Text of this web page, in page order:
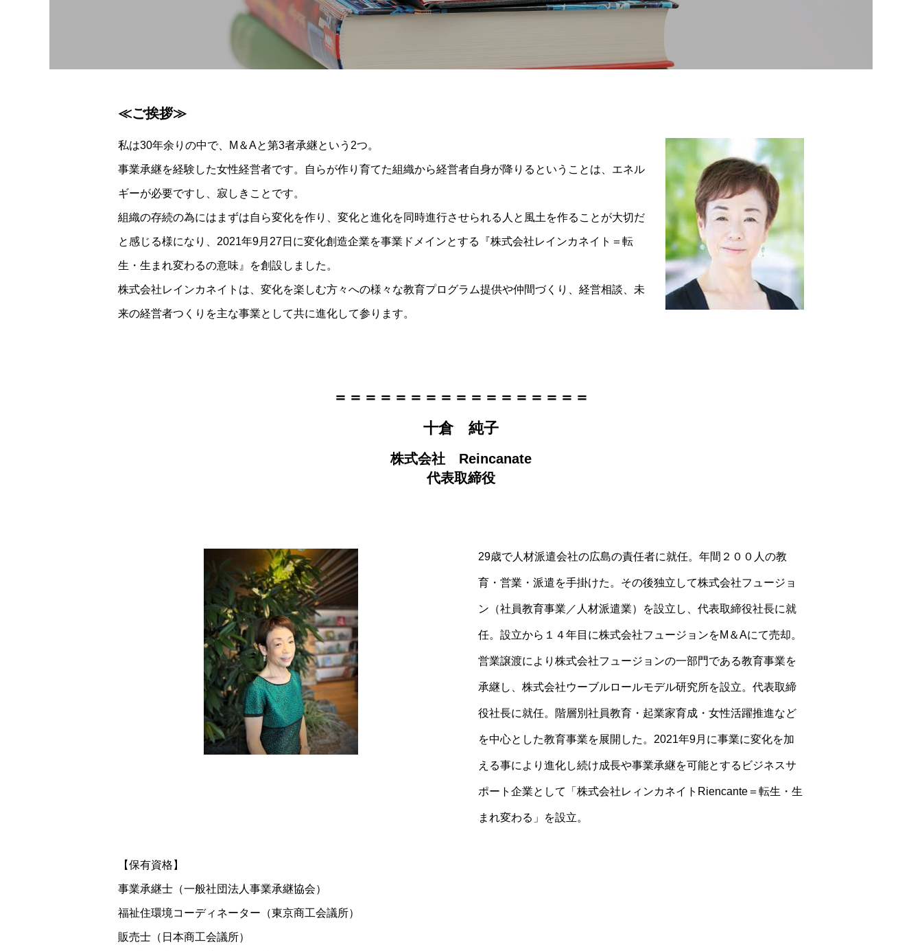
≪ご挨拶≫
私は30年余りの中で、M＆Aと第3者承継という2つ。
事業承継を経験した女性経営者です。自らが作り育てた組織から経営者自身が降りるということは、エネル
ギーが必要ですし、寂しきことです。
組織の存続の為にはまずは自ら変化を作り、変化と進化を同時進行させられる人と風土を作ることが大切だ
と感じる様になり、2021年9月27日に変化創造企業を事業ドメインとする『株式会社レインカネイト＝転
生・生まれ変わるの意味』を創設しました。
株式会社レインカネイトは、変化を楽しむ方々への様々な教育プログラム提供や仲間づくり、経営相談、未
来の経営者つくりを主な事業として共に進化して参ります。
＝＝＝＝＝＝＝＝＝＝＝＝＝＝＝＝＝
十倉 純子
株式会社 Reincanate
代表取締役
29歳で人材派遣会社の広島の責任者に就任。年間２００人の教
育・営業・派遣を手掛けた。その後独立して株式会社フュージョ
ン（社員教育事業／人材派遣業）を設立し、代表取締役社長に就
任。設立から１４年目に株式会社フュージョンをM＆Aにて売却。
営業譲渡により株式会社フュージョンの一部門である教育事業を
承継し、株式会社ウーブルロールモデル研究所を設立。代表取締
役社長に就任。階層別社員教育・起業家育成・女性活躍推進など
を中心とした教育事業を展開した。2021年9月に事業に変化を加
える事により進化し続け成長や事業承継を可能とするビジネスサ
ポート企業として「株式会社レィンカネイトRiencante＝転生・生
まれ変わる」を設立。
【保有資格】
事業承継士（一般社団法人事業承継協会）
福祉住環境コーディネーター（東京商工会議所）
販売士（日本商工会議所）